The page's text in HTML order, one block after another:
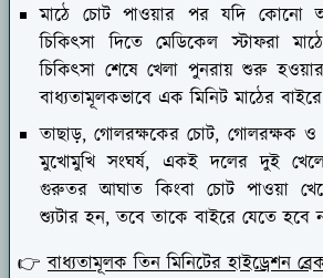
মাঠে চোট পাওয়ার পর যদি কোনো
চিকিৎসা দিতে মেডিকেল স্টাফরা
চিকিৎসা শেষে খেলা পুনরায় শুরু
বাধ্যতামূলকভাবে এক মিনিট মাঠের
তাছাড়, গোলরক্ষকের চোট, গোলরক্ষক ও
মুখোমুখি সংঘর্ষ, একই দলের দুই
গুরুতর আঘাত কিংবা চোট পাওয়া
শ্যুটার হন, তবে তাকে বাইরে যেতে হবে
👉বাধ্যতামূলক তিন মিনিটের হাইড্রেশন